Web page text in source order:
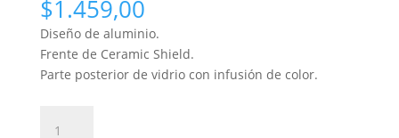
$1.459,00
Diseño de aluminio.
Frente de Ceramic Shield.
Parte posterior de vidrio con infusión de color.